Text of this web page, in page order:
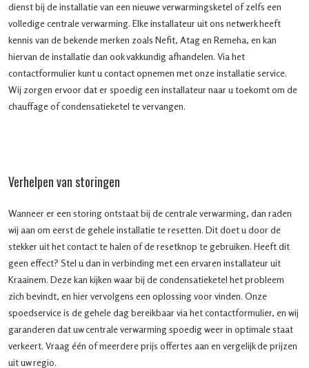
dienst bij de installatie van een nieuwe verwarmingsketel of zelfs een
volledige centrale verwarming. Elke installateur uit ons netwerk heeft
kennis van de bekende merken zoals Nefit, Atag en Remeha, en kan
hiervan de installatie dan ook vakkundig afhandelen. Via het
contactformulier kunt u contact opnemen met onze installatie service.
Wij zorgen ervoor dat er spoedig een installateur naar u toekomt om de
chauffage of condensatieketel te vervangen.
Verhelpen van storingen
Wanneer er een storing ontstaat bij de centrale verwarming, dan raden
wij aan om eerst de gehele installatie te resetten. Dit doet u door de
stekker uit het contact te halen of de resetknop te gebruiken. Heeft dit
geen effect? Stel u dan in verbinding met een ervaren installateur uit
Kraainem. Deze kan kijken waar bij de condensatieketel het probleem
zich bevindt, en hier vervolgens een oplossing voor vinden. Onze
spoedservice is de gehele dag bereikbaar via het contactformulier, en wij
garanderen dat uw centrale verwarming spoedig weer in optimale staat
verkeert. Vraag één of meerdere prijs offertes aan en vergelijk de prijzen
uit uw regio.